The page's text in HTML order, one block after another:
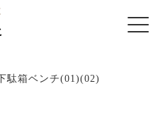
駄箱ベンチ(01)(02)